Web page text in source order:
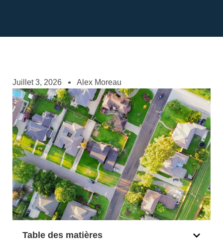
Juillet 3, 2026 Alex Moreau
Table des matières